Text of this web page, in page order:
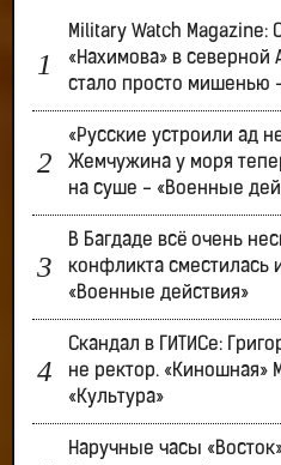
Military Watch Magazine:
«Нахимова» в северной
стало просто мишенью
«Русские устроили ад
Жемчужина у моря
на суше - «Военные
В Багдаде всё очень
конфликта сместилась
«Военные действия»
Скандал в ГИТИСе:
не ректор. «Киношная»
«Культура»
Наручные часы